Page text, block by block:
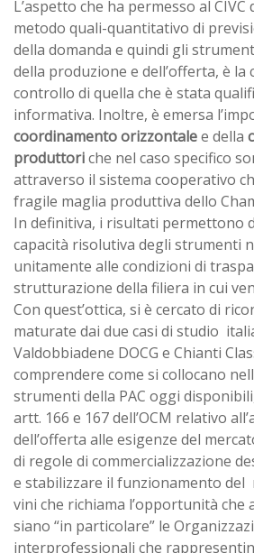
L’aspetto che ha permesso al
metodo quali-quantitativo di
della domanda e quindi gli
della produzione e dell’offerta, è la
controllo di quella che è stata
informativa. Inoltre, è emersa
coordinamento orizzontalee della
produttoriche nel caso specifico
attraverso il sistema cooperativo
fragile maglia produttiva dello
In definitiva, i risultati permettono
capacità risolutiva degli strumenti
unitamente alle condizioni di
strutturazione della filiera in cui
Con quest’ottica, si è cercato di
maturate dai due casi di studio
Valdobbiadene DOCG e Chianti
comprendere come si collocano
strumenti della PAC oggi
artt. 166 e 167 dell’OCM relativo
dell’offerta alle esigenze del
di regole di commercializzazione
e stabilizzare il funzionamento del
vini che richiama l’opportunità che
siano “in particolare” le
interprofessionali che